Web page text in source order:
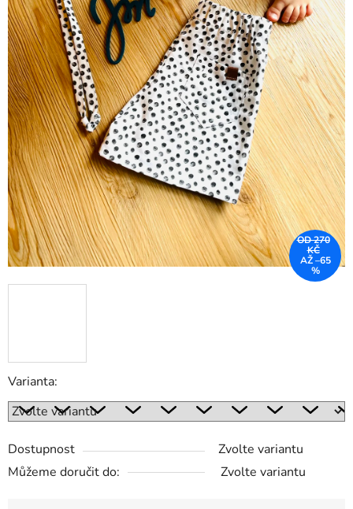
Varianta:
Dostupnost
Zvolte variantu
Můžeme doručit do:
Zvolte variantu
OD 270
KČ
AŽ –65
%